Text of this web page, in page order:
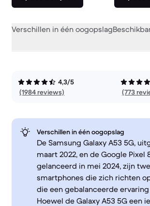
Verschillen in één oogopslag
4,3/5
(1984 reviews)
(773
Verschillen in één oogopslag
De Samsung Galaxy A53 5G,
maart 2022, en de Google Pixel
gelanceerd in mei 2024, zijn
smartphones die zich richten
die een gebalanceerde ervaring
Hoewel de Galaxy A53 5G een